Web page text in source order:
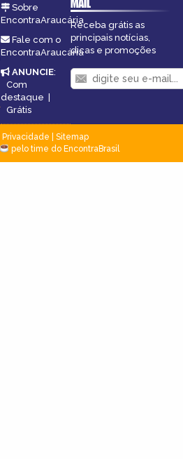
Sobre
EncontraAraucária
Fale com o
EncontraAraucária
ANUNCIE:
Com
destaque |
Grátis
Receba grátis as
principais notícias,
dicas e promoções
Privacidade
Sitemap
pelo time do EncontraBrasil